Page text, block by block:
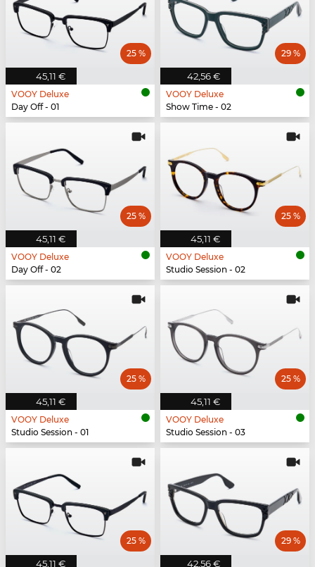
45,11 €
25 %
VOOY Deluxe
Day Off - 01
42,56 €
29 %
VOOY Deluxe
Show Time - 02
45,11 €
25 %
VOOY Deluxe
Day Off - 02
45,11 €
25 %
VOOY Deluxe
Studio Session - 02
45,11 €
25 %
VOOY Deluxe
Studio Session - 01
45,11 €
25 %
VOOY Deluxe
Studio Session - 03
45,11 €
25 %
42,56 €
29 %